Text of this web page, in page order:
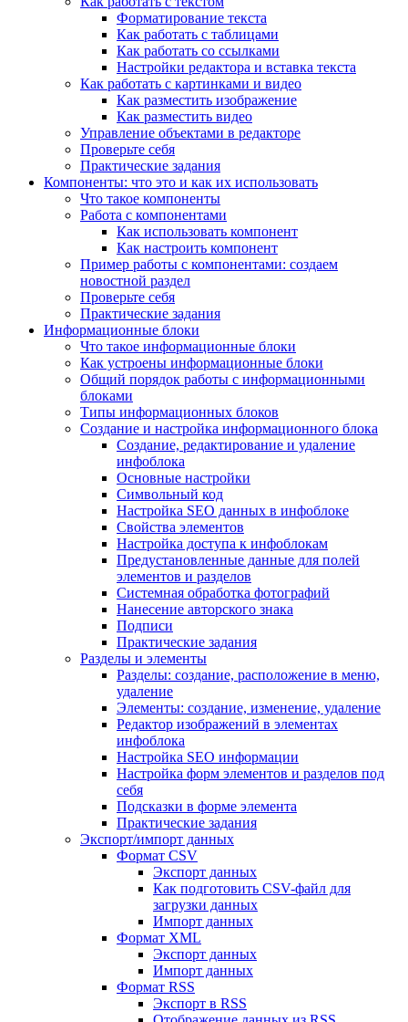
Форматирование текста
Как работать с таблицами
Как работать со ссылками
Настройки редактора и вставка текста
Как работать с картинками и видео
Как разместить изображение
Как разместить видео
Управление объектами в редакторе
Проверьте себя
Практические задания
Компоненты: что это и как их использовать
Что такое компоненты
Работа с компонентами
Как использовать компонент
Как настроить компонент
Пример работы с компонентами: создаем
новостной раздел
Проверьте себя
Практические задания
Информационные блоки
Что такое информационные блоки
Как устроены информационные блоки
Общий порядок работы с информационными
блоками
Типы информационных блоков
Создание и настройка информационного блока
Создание, редактирование и удаление
инфоблока
Основные настройки
Символьный код
Настройка SEO данных в инфоблоке
Свойства элементов
Настройка доступа к инфоблокам
Предустановленные данные для полей
элементов и разделов
Системная обработка фотографий
Нанесение авторского знака
Подписи
Практические задания
Разделы и элементы
Разделы: создание, расположение в меню,
удаление
Элементы: создание, изменение, удаление
Редактор изображений в элементах
инфоблока
Настройка SEO информации
Настройка форм элементов и разделов под
себя
Подсказки в форме элемента
Практические задания
Экспорт/импорт данных
Формат CSV
Экспорт данных
Как подготовить CSV-файл для
загрузки данных
Импорт данных
Формат XML
Экспорт данных
Импорт данных
Формат RSS
Экспорт в RSS